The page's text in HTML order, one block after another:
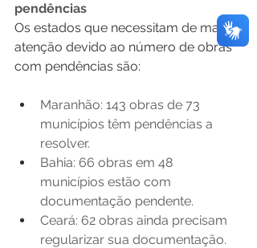
pendências
Os estados que necessitam de mais
atenção devido ao número de obras
com pendências são:
Maranhão: 143 obras de 73
municípios têm pendências a
resolver.
Bahia: 66 obras em 48
municípios estão com
documentação pendente.
Ceará: 62 obras ainda precisam
regularizar sua documentação.